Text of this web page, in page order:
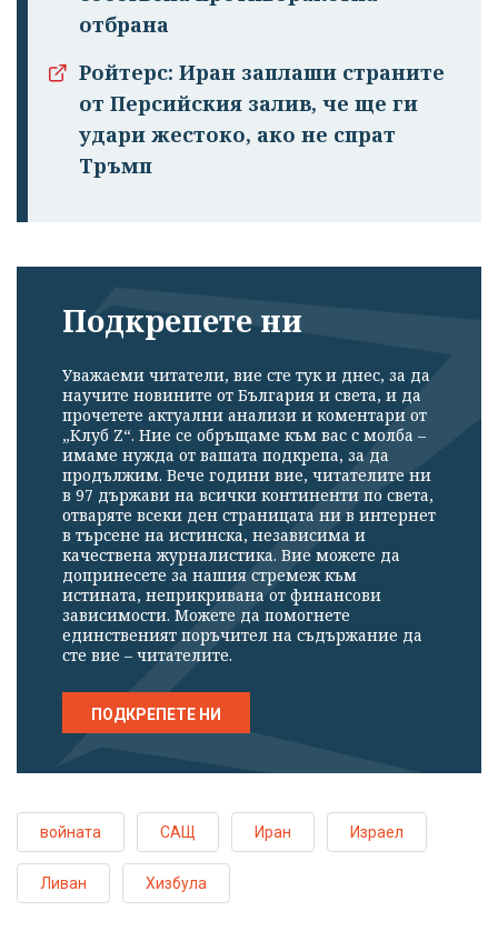
отбрана
Ройтерс: Иран заплаши страните
от Персийския залив, че ще ги
удари жестоко, ако не спрат
Тръмп
Подкрепете ни
Уважаеми читатели, вие сте тук и днес, за да
научите новините от България и света, и да
прочетете актуални анализи и коментари от
„Клуб Z“. Ние се обръщаме към вас с молба –
имаме нужда от вашата подкрепа, за да
продължим. Вече години вие, читателите ни
в 97 държави на всички континенти по света,
отваряте всеки ден страницата ни в интернет
в търсене на истинска, независима и
качествена журналистика. Вие можете да
допринесете за нашия стремеж към
истината, неприкривана от финансови
зависимости. Можете да помогнете
единственият поръчител на съдържание да
сте вие – читателите.
ПОДКРЕПЕТЕ НИ
войната САЩ Иран Израел
Ливан Хизбула